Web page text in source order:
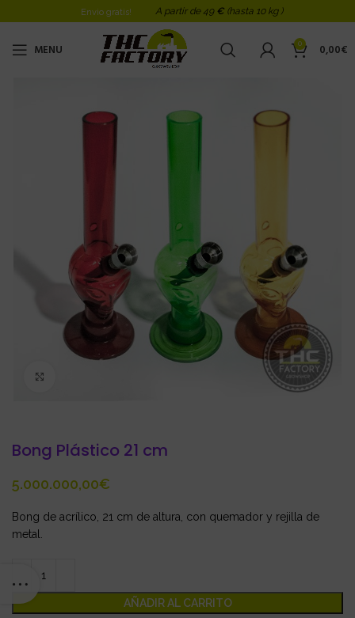
Envio gratis! A partir de 49 € (hasta 10 kg )
MENU 0 0,00€
Bong Plástico 21 cm
€
Bong de acrílico, 21 cm de altura, con quemador y rejilla de
metal.
AÑADIR AL CARRITO